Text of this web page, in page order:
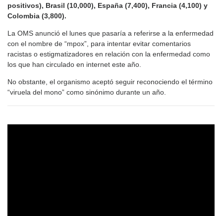
positivos), Brasil (10,000), España (7,400), Francia (4,100) y
Colombia (3,800).
La OMS anunció el lunes que pasaría a referirse a la enfermedad
con el nombre de “mpox”, para intentar evitar comentarios
racistas o estigmatizadores en relación con la enfermedad como
los que han circulado en internet este año.
No obstante, el organismo aceptó seguir reconociendo el término
“viruela del mono” como sinónimo durante un año.